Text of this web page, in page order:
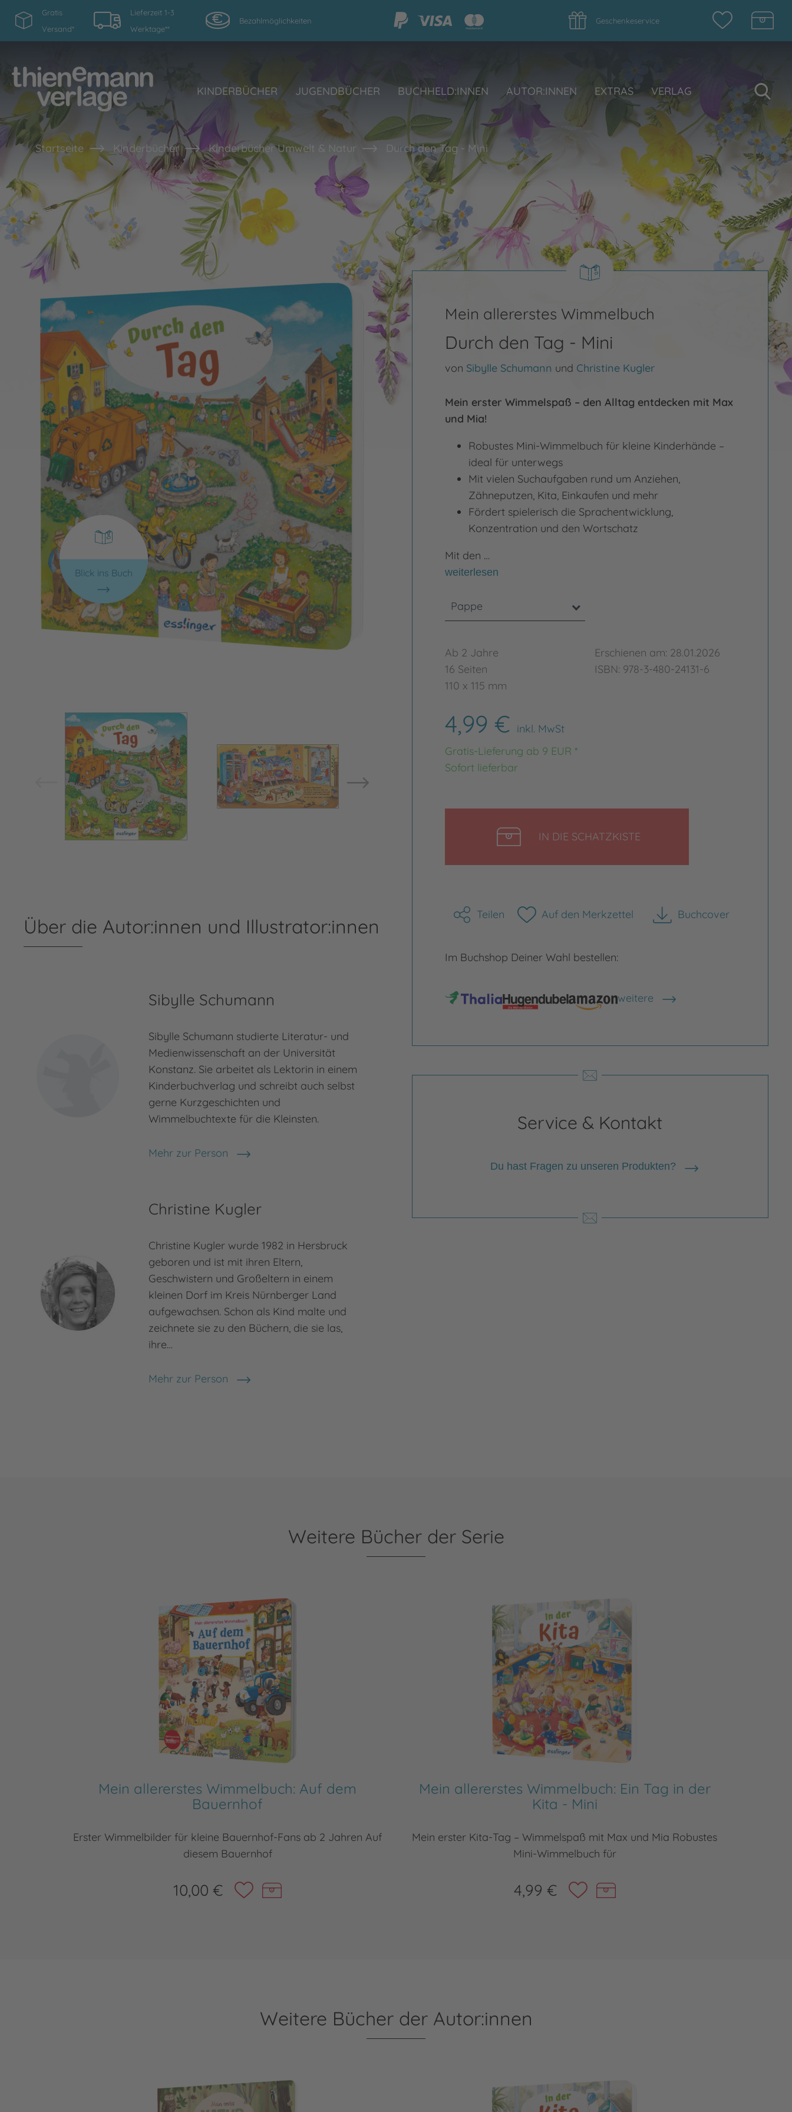
Gratis
Versand*
Lieferzeit 1-3
Werktage**
Bezahlmöglichkeiten Geschenkeservice
KINDERBÜCHER JUGENDBÜCHER BUCHHELD:INNEN AUTOR:INNEN EXTRAS VERLAG
Startseite Kinderbücher Kinderbücher Umwelt & Natur Durch den Tag - Mini
Blick ins Buch
Bild vergrößern
Bild vergrößern
Mein allererstes Wimmelbuch
Durch den Tag - Mini
von Sibylle Schumann und Christine Kugler
Mein erster Wimmelspaß – den Alltag entdecken mit Max
und Mia!
Robustes Mini-Wimmelbuch für kleine Kinderhände –
ideal für unterwegs
Mit vielen Suchaufgaben rund um Anziehen,
Zähneputzen, Kita, Einkaufen und mehr
Fördert spielerisch die Sprachentwicklung,
Konzentration und den Wortschatz
Mit den …
weiterlesen
Pappe
Ab 2 Jahre
16 Seiten
110 x 115 mm
Erschienen am: 28.01.2026
ISBN: 978-3-480-24131-6
4,99 € inkl. MwSt
Gratis-Lieferung ab 9 EUR *
Sofort lieferbar
IN DIE SCHATZKISTE
Teilen Auf den Merkzettel Buchcover
herunterladen
Im Buchshop Deiner Wahl bestellen:
weitere
Shops anzeigen
Service & Kontakt
Du hast Fragen zu unseren Produkten?
Über die Autor:innen und Illustrator:innen
Sibylle Schumann
Sibylle Schumann studierte Literatur- und
Medienwissenschaft an der Universität
Konstanz. Sie arbeitet als Lektorin in einem
Kinderbuchverlag und schreibt auch selbst
gerne Kurzgeschichten und
Wimmelbuchtexte für die Kleinsten.
Mehr zur Person
Sibylle Schumann
Christine Kugler
Christine Kugler wurde 1982 in Hersbruck
geboren und ist mit ihren Eltern,
Geschwistern und Großeltern in einem
kleinen Dorf im Kreis Nürnberger Land
aufgewachsen. Schon als Kind malte und
zeichnete sie zu den Büchern, die sie las,
ihre…
Mehr zur Person
Christine Kugler
Weitere Bücher der Serie
Mein allererstes Wimmelbuch: Auf dem
Bauernhof
Erster Wimmelbilder für kleine Bauernhof-Fans ab 2 Jahren Auf
diesem Bauernhof
10,00 €
Mein allererstes Wimmelbuch: Ein Tag in der
Kita - Mini
Mein erster Kita-Tag – Wimmelspaß mit Max und Mia Robustes
Mini-Wimmelbuch für
4,99 €
Weitere Bücher der Autor:innen